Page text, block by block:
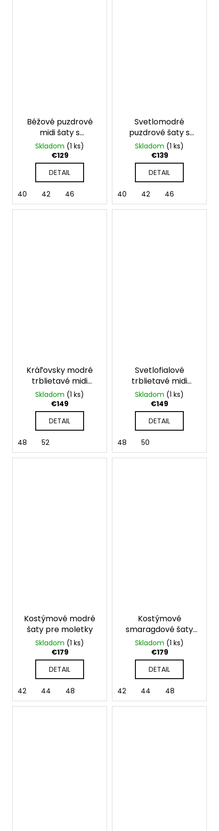
Béžové puzdrové
midi šaty s
kvetinovou
aplikáciou
Skladom (1 ks)
€129
DETAIL
40 42 46
Svetlomodré
puzdrové šaty s
krátkym rukávom
Grace
Skladom (1 ks)
€139
DETAIL
40 42 46
Kráľovsky modré
trblietavé midi
spoločenské šaty
Skladom (1 ks)
€149
DETAIL
48 52
Svetlofialové
trblietavé midi
spoločenské šaty
Skladom (1 ks)
€149
DETAIL
48 50
Kostýmové modré
šaty pre moletky
Skladom (1 ks)
€179
DETAIL
42 44 48
Kostýmové
smaragdové šaty
pre moletky
Skladom (1 ks)
€179
DETAIL
42 44 48